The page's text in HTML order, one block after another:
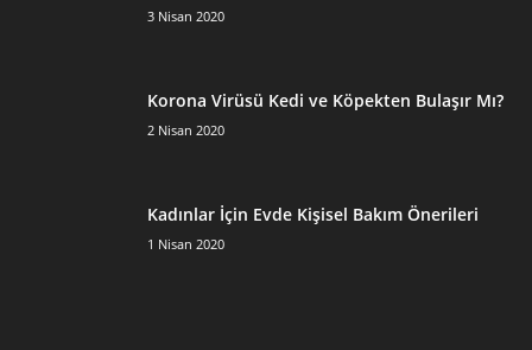
3 Nisan 2020
Korona Virüsü Kedi ve Köpekten Bulaşır Mı?
2 Nisan 2020
Kadınlar İçin Evde Kişisel Bakım Önerileri
1 Nisan 2020